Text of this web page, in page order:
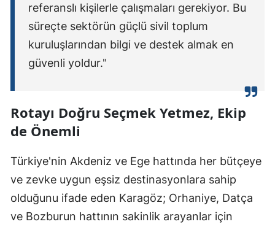
referanslı kişilerle çalışmaları gerekiyor. Bu
süreçte sektörün güçlü sivil toplum
kuruluşlarından bilgi ve destek almak en
güvenli yoldur."
Rotayı Doğru Seçmek Yetmez, Ekip
de Önemli
Türkiye'nin Akdeniz ve Ege hattında her bütçeye
ve zevke uygun eşsiz destinasyonlara sahip
olduğunu ifade eden Karagöz; Orhaniye, Datça
ve Bozburun hattının sakinlik arayanlar için